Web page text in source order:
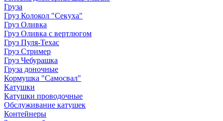
Груза
Груз Колокол "Секуха"
Груз Оливка
Груз Оливка с вертлюгом
Груз Пуля-Техас
Груз Стример
Груз Чебурашка
Груза доночные
Кормушка "Самосвал"
Катушки
Катушки проводочные
Обслуживание катушек
Контейнеры